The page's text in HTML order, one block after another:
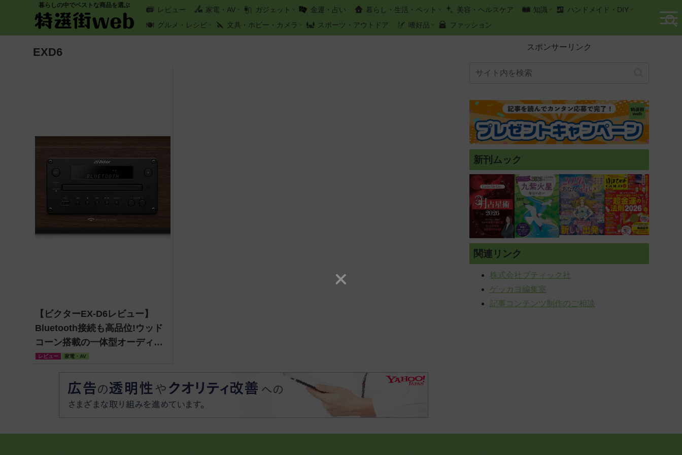
暮らしの中でベストな商品を選ぶ
レビュー 家電・AV ガジェット 金運・占い 暮らし・生活・ペット 美容・ヘルスケア 知識
ハンドメイド・DIY
グルメ・レシピ
文具・ホビー・カメラ スポーツ・アウトドア 嗜好品 ファッション
EXD6
【ビクターEX-D6レビュー】
Bluetooth接続も高品位!ウッド
コーン搭載の一体型オーディオ
システム
レビュー 家電・AV
スポンサーリンク
新刊ムック
関連リンク
株式会社ブティック社
ゲッカヨ編集室
記事コンテンツ制作のご相談